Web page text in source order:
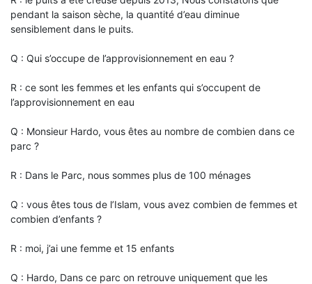
pendant la saison sèche, la quantité d’eau diminue
sensiblement dans le puits.
Q : Qui s’occupe de l’approvisionnement en eau ?
R : ce sont les femmes et les enfants qui s’occupent de
l’approvisionnement en eau
Q : Monsieur Hardo, vous êtes au nombre de combien dans ce
parc ?
R : Dans le Parc, nous sommes plus de 100 ménages
Q : vous êtes tous de l’Islam, vous avez combien de femmes et
combien d’enfants ?
R : moi, j’ai une femme et 15 enfants
Q : Hardo, Dans ce parc on retrouve uniquement que les